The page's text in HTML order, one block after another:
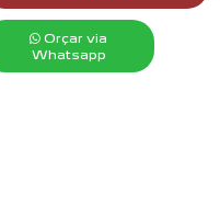
Orçar via
Whatsapp